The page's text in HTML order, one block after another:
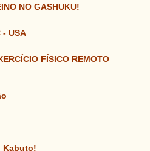
NO GASHUKU!
USA
FÍSICO REMOTO
Kabuto!